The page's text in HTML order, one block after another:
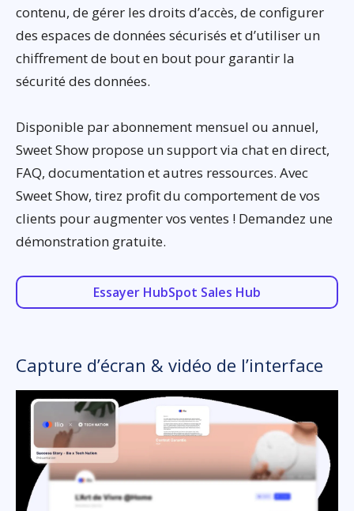
contenu, de gérer les droits d’accès, de configurer
des espaces de données sécurisés et d’utiliser un
chiffrement de bout en bout pour garantir la
sécurité des données.
Disponible par abonnement mensuel ou annuel,
Sweet Show propose un support via chat en direct,
FAQ, documentation et autres ressources. Avec
Sweet Show, tirez profit du comportement de vos
clients pour augmenter vos ventes ! Demandez une
démonstration gratuite.
Essayer HubSpot Sales Hub
Capture d’écran & vidéo de l’interface